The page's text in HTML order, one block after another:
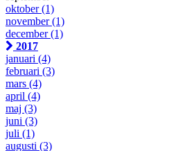
oktober(1)
november(1)
december(1)
2017
januari (4)
februari (3)
mars (4)
april (4)
maj (3)
juni (3)
juli (1)
augusti (3)